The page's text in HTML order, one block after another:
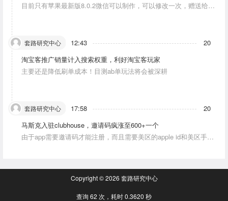
目前只有苹果最新版8.0.2微信可以制作，可以修改一次，赠送给10
套路研究中心 12:43
20
淘宝客推广销量计入搜索权重，利好淘宝客玩家
主要还是降低刷单成本！目测ab单玩法将会被深耕
套路研究中心 17:58
20
马斯克入驻clubhouse，邀请码疯涨至600+一个
由于app需要邀请码才能注册，而且需要美区的apple id和美区手机
Copyright © 2026 套路研究中心
查询 62 次，耗时 0.3620 秒